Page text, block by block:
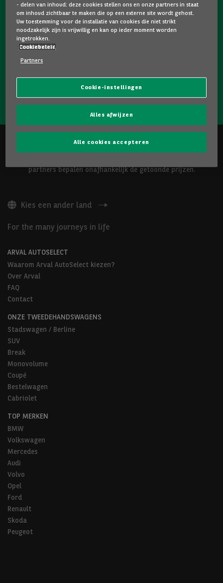
Hebt u graag meer informatie over een model dat u
bevalt? Twijfelt u tussen twee tweedehandswagens?
Neem dan zeker contact op met ons. Wij staan klaar om
uw vragen te beantwoorden en u te helpen bij uw keuze.
NEEM CONTACT OP MET ONS!
partners bepalen onafhankelijk de getoonde prijzen.
Kies een ander land
For the many journeys in life
ARVAL AUTOSELECT
Waarom Arval AutoSelect kiezen?
Over Arval
FAQ
Contact
ONZE TWEEDEHANDSWAGENS
Stadswagen / Berline
SUV
Break
Monovolume
Coupé
Bestelwagen
Cabriolet
TOP MERKEN
BMW
Volkswagen
Mercedes
Audi
Volvo
Opel
Ford
Renault
Skoda
Peugeot
- delen van inhoud: deze cookies stellen ons en onze partners in staat
om inhoud zichtbaar te maken die op een externe site wordt gehost.
Uw toestemming voor de installatie van cookies die niet strikt
noodzakelijk zijn is vrijwillig en kan op ieder moment worden
ingetrokken.
Cookiebeleid
Partners
Cookie-instellingen
Alles afwijzen
Alle cookies accepteren